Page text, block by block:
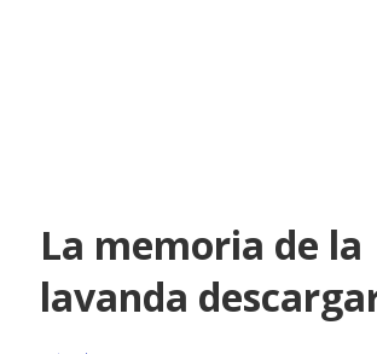
La memoria de la
lavanda